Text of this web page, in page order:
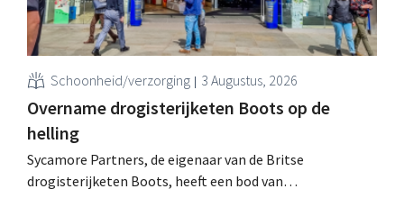
Schoonheid/verzorging 3 Augustus, 2026
Overname drogisterijketen Boots op de
helling
Sycamore Partners, de eigenaar van de Britse
drogisterijketen Boots, heeft een bod van